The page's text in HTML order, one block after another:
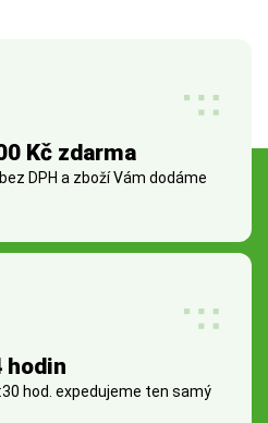
Kč zdarma
DPH a zboží Vám dodáme
hodin
hod. expedujeme ten samý